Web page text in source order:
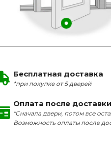
Бесплатная доставка
*при покупке от 5 дверей
Оплата после доставки
"Сначала двери, потом все
Возможность оплаты после